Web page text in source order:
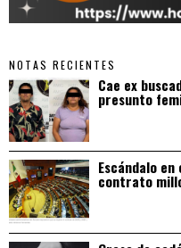
NOTAS RECIENTES
Cae ex
presunto
Escándalo
contrato